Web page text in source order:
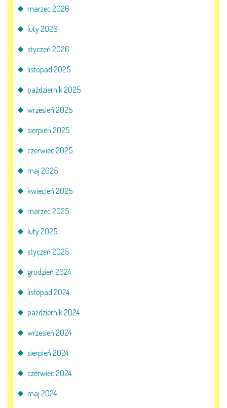
PROGRAMY
UROCZYSTOŚCI
NASI PRZYJACIELE
KĄCIK DLA RODZICÓW
AKTUALNOŚCI
PORADY DLA RODZICÓW
DOKUMENTY DO POBRANIA
OBIADY
ANKIETY
marzec 2026
luty 2026
styczeń 2026
listopad 2025
październik 2025
wrzesień 2025
sierpień 2025
czerwiec 2025
maj 2025
kwiecień 2025
marzec 2025
luty 2025
styczeń 2025
grudzień 2024
listopad 2024
październik 2024
wrzesień 2024
sierpień 2024
czerwiec 2024
maj 2024